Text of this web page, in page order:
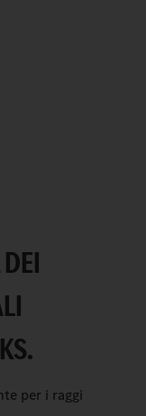
per i raggi